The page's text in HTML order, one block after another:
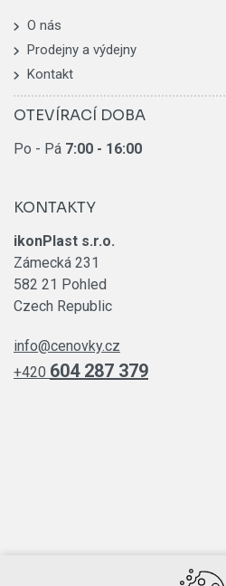
O nás
Prodejny a výdejny
Kontakt
OTEVÍRACÍ DOBA
Po - Pá 7:00 - 16:00
KONTAKTY
ikonPlast s.r.o.
Zámecká 231
582 21 Pohled
Czech Republic
info@cenovky.cz
+420 604 287 379